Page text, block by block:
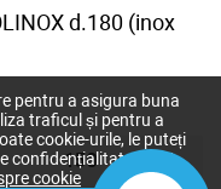
d.180 (inox
150
pentru a asigura buna
traficul și pentru a
cookie-urile, le puteți
confidențialitate după
cookie